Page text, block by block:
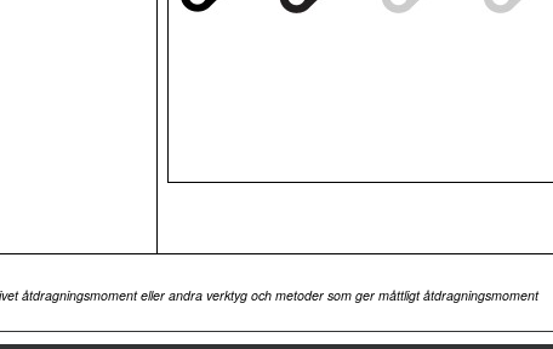
åtdragningsmoment eller andra verktyg och metoder som ger måttligt åtdragningsmoment